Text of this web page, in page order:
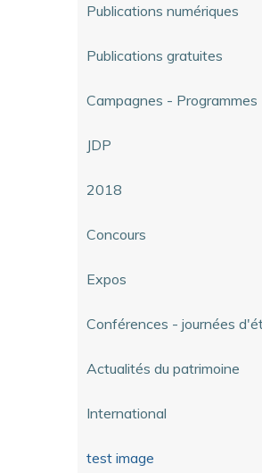
Publications numériques
Publications gratuites
Campagnes - Programmes
JDP
2018
Concours
Expos
Conférences - journées
Actualités du patrimoine
International
test image